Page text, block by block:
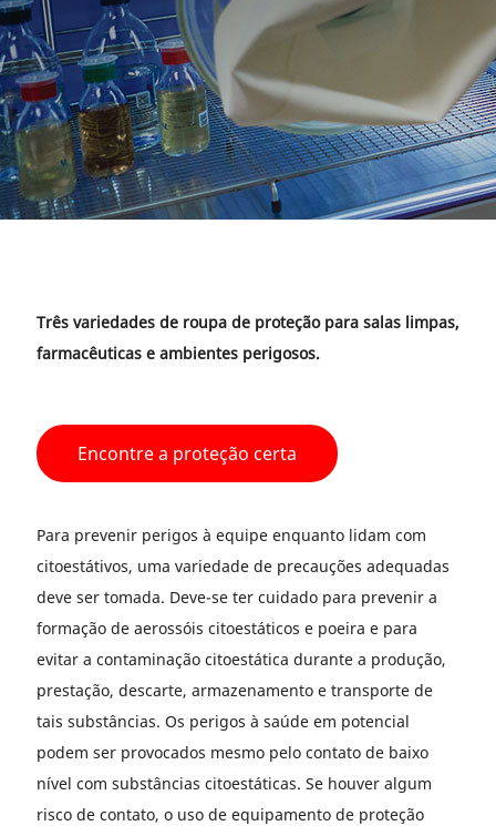
Três variedades de roupa de proteção para salas limpas,
farmacêuticas e ambientes perigosos.
Encontre a proteção certa
Para prevenir perigos à equipe enquanto lidam com
citoestátivos, uma variedade de precauções adequadas
deve ser tomada. Deve-se ter cuidado para prevenir a
formação de aerossóis citoestáticos e poeira e para
evitar a contaminação citoestática durante a produção,
prestação, descarte, armazenamento e transporte de
tais substâncias. Os perigos à saúde em potencial
podem ser provocados mesmo pelo contato de baixo
nível com substâncias citoestáticas. Se houver algum
risco de contato, o uso de equipamento de proteção